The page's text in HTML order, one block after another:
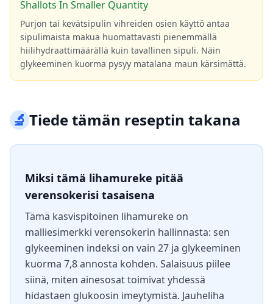
Shallots In Smaller Quantity
Purjon tai kevätsipulin vihreiden osien käyttö antaa
sipulimaista makua huomattavasti pienemmällä
hiilihydraattimäärällä kuin tavallinen sipuli. Näin
glykeeminen kuorma pysyy matalana maun kärsimättä.
🔬Tiede tämän reseptin takana
Miksi tämä lihamureke pitää
verensokerisi tasaisena
Tämä kasvispitoinen lihamureke on
malliesimerkki verensokerin hallinnasta: sen
glykeeminen indeksi on vain 27 ja glykeeminen
kuorma 7,8 annosta kohden. Salaisuus piilee
siinä, miten ainesosat toimivat yhdessä
hidastaen glukoosin imeytymistä. Jauheliha